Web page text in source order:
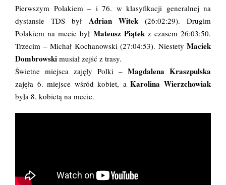
Pierwszym Polakiem – i 76. w klasyfikacji generalnej na
dystansie TDS był Adrian Witek(26:02:29). Drugim
Polakiem na mecie był Mateusz Piątekz czasem 26:03:50.
Trzecim – Michał Kochanowski (27:04:53). Niestety Maciek
Dombrowski musiał zejść z trasy.
Świetne miejsca zajęły Polki – Magdalena Kraszpulska
zajęła 6. miejsce wśród kobiet, aKarolina Wierzchowiak
była 8. kobietą na mecie.